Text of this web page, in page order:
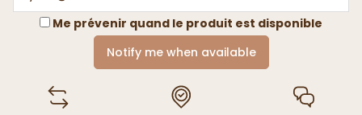
Me prévenir quand le produit est disponible
Notify me when available